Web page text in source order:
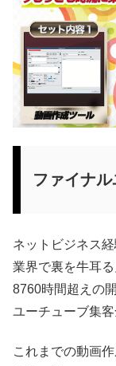
ファイナ
ネットビジネス
業界で裏を牛耳
8760時間超えの
ユーチューブ集客
これまでの動画